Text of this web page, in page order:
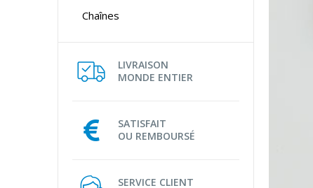
Chaînes
LIVRAISON
MONDE ENTIER
SATISFAIT
OU REMBOURSÉ
SERVICE CLIENT